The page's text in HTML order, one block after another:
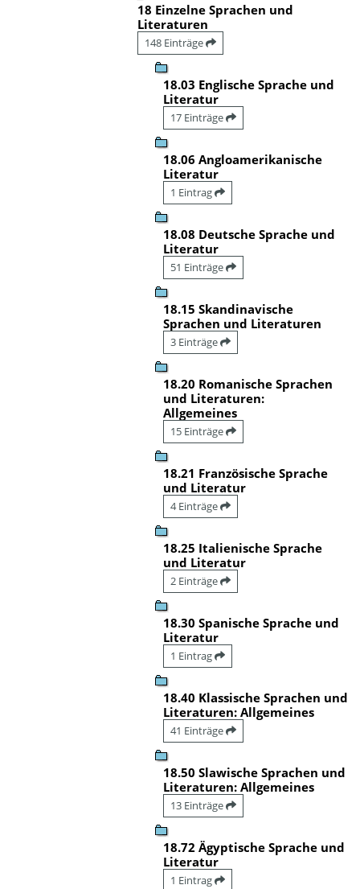
18 Einzelne Sprachen und
Literaturen
148 Einträge
18.03 Englische Sprache und
Literatur
17 Einträge
18.06 Angloamerikanische
Literatur
1 Eintrag
18.08 Deutsche Sprache und
Literatur
51 Einträge
18.15 Skandinavische
Sprachen und Literaturen
3 Einträge
18.20 Romanische Sprachen
und Literaturen:
Allgemeines
15 Einträge
18.21 Französische Sprache
und Literatur
4 Einträge
18.25 Italienische Sprache
und Literatur
2 Einträge
18.30 Spanische Sprache und
Literatur
1 Eintrag
18.40 Klassische Sprachen und
Literaturen: Allgemeines
41 Einträge
18.50 Slawische Sprachen und
Literaturen: Allgemeines
13 Einträge
18.72 Ägyptische Sprache und
Literatur
1 Eintrag